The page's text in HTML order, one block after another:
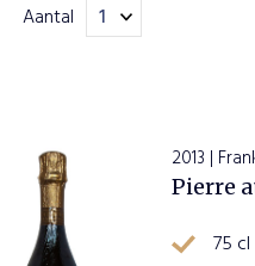
Aantal
2013 |
Pierre
75 cl